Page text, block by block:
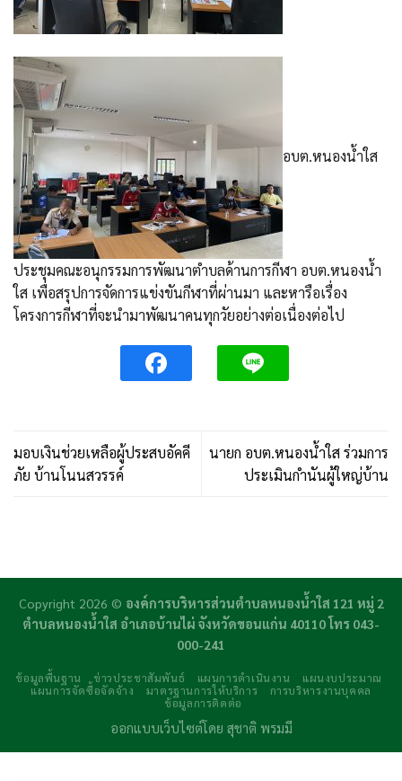
อบต.หนองน้ำใส
ประชุมคณะอนุกรรมการพัฒนาตำบลด้านการกีฬา อบต.หนองน้ำ
ใส เพื่อสรุปการจัดการแข่งขันกีฬาที่ผ่านมา และหารือเรื่อง
โครงการกีฬาที่จะนำมาพัฒนาคนทุกวัยอย่างต่อเนื่องต่อไป
มอบเงินช่วยเหลือผู้ประสบอัคคี
ภัย บ้านโนนสวรรค์
นายก อบต.หนองน้ำใส ร่วมการ
ประเมินกำนันผู้ใหญ่บ้าน
Copyright 2026 © องค์การบริหารส่วนตำบลหนองน้ำใส 121 หมู่ 2
ตำบลหนองน้ำใส อำเภอบ้านไผ่ จังหวัดขอนแก่น 40110 โทร 043-
000-241
ข้อมูลพื้นฐาน ข่าวประชาสัมพันธ์ แผนการดำเนินงาน
แผนงบประมาณ
แผนการจัดซื้อจัดจ้าง
มาตรฐานการให้บริการ
การบริหารงานบุคคล
ข้อมูลการติดต่อ
ออกแบบเว็บไซต์โดย สุชาติ พรมมี